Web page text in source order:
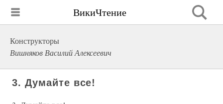
ВикиЧтение
Конструкторы
Вишняков Василий Алексеевич
3. Думайте все!